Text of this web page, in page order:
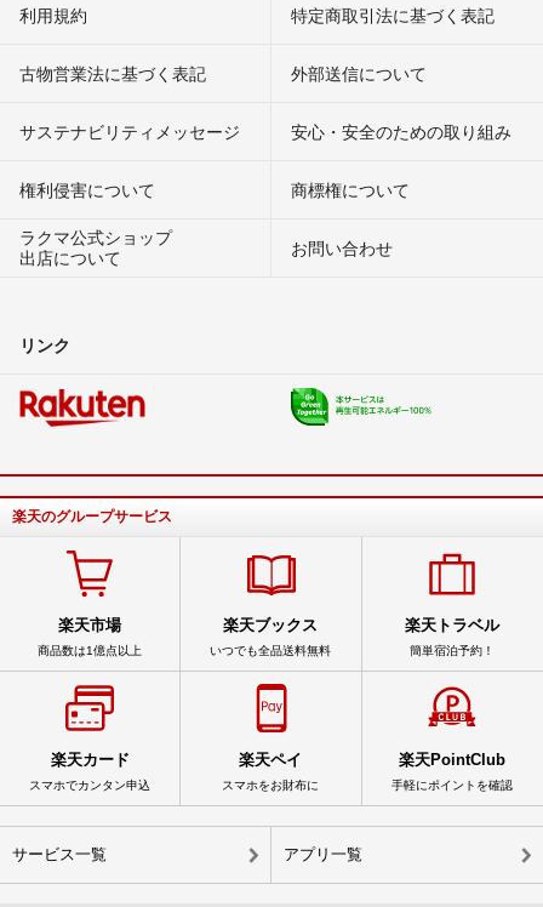
利用規約 特定商取引法に基づく表記
古物営業法に基づく表記 外部送信について
サステナビリティメッセージ 安心・安全のための取り組み
権利侵害について
商標権について
ラクマ公式ショップ
出店について
お問い合わせ
リンク
楽天のグループサービス
楽天市場
商品数は1億点以上
楽天ブックス
いつでも全品送料無料
楽天トラベル
簡単宿泊予約！
楽天カード
スマホでカンタン申込
楽天ペイ
スマホをお財布に
楽天PointClub
手軽にポイントを確認
サービス一覧 アプリ一覧